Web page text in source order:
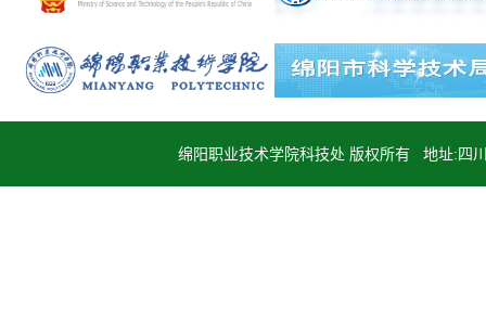
绵阳职业技术学院科技处 版权所有 地址:四